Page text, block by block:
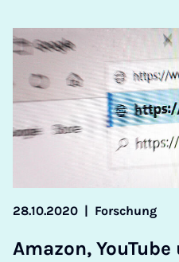
28.10.2020 Forschung
Amazon,